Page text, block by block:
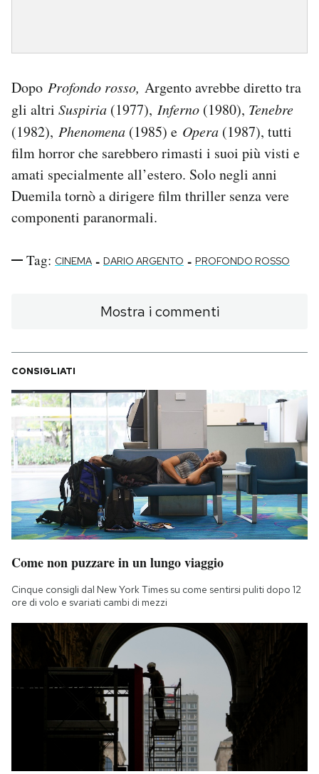
Dopo Profondo rosso, Argento avrebbe diretto tra
gli altri Suspiria (1977), Inferno (1980), Tenebre
(1982), Phenomena (1985) e Opera (1987), tutti
film horror che sarebbero rimasti i suoi più visti e
amati specialmente all’estero. Solo negli anni
Duemila tornò a dirigere film thriller senza vere
componenti paranormali.
Tag: CINEMA - DARIO ARGENTO - PROFONDO ROSSO
Mostra i commenti
CONSIGLIATI
Come non puzzare in un lungo viaggio
Cinque consigli dal New York Times su come sentirsi puliti dopo 12
ore di volo e svariati cambi di mezzi